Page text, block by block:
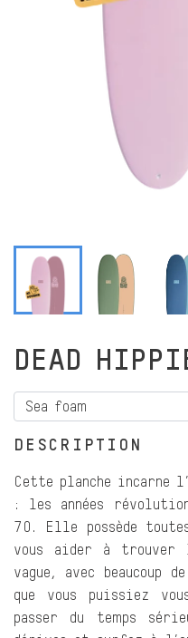
DEAD
DESCRIPTION
Cette planche incarne
: les années
70. Elle possède
vous aider à
vague, avec beaucoup
que vous puissiez
passer du temps